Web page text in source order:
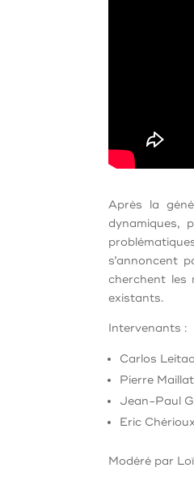
Après la
dynamiques,
s’annoncent
cherchent les
existants.
Intervenants :
Carlos
Pierre
Jean-Paul
Eric
Modéré par